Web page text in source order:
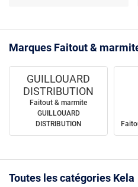
Marques Faitout &
GUILLOUARD
DISTRIBUTION
Faitout & marmite
GUILLOUARD
DISTRIBUTION
Toutes les catégories Kela